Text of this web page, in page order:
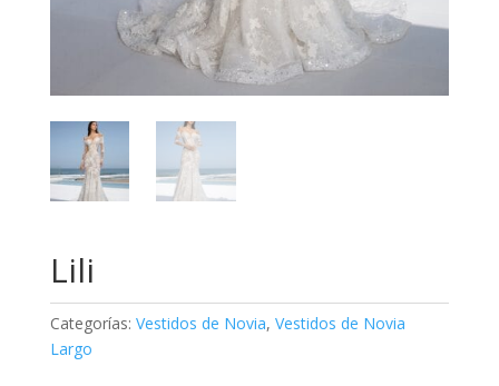
Lili
Categorías: Vestidos de Novia, Vestidos de Novia
Largo